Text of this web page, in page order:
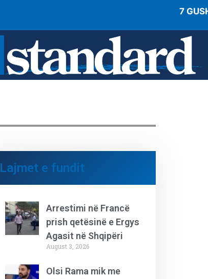
7
Lajmet e fundit
Arrestimi në Francë
prish qetësinë e Ergys
Agasit në Shqipëri
August 3, 2026
Olsi Rama mik me